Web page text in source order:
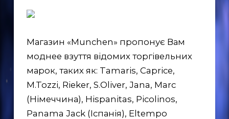
Магазин «Munchen» пропонує Вам
моднее взуття відомих торгівельних
марок, таких як: Tamaris, Caprice,
M.Tozzi, Rieker, S.Oliver, Jana, Marc
(Німеччина), Hispanitas, Picolinos,
Panama Jack (Іспанія), Eltempo